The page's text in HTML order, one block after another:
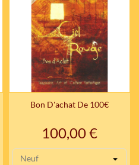
Bon D'achat De 100€
Prix
100,00 €